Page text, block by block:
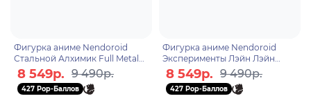
Фигурка аниме Nendoroid
Стальной Алхимик Full Metal
Alchemist Альфонс Элрик
Alphonse Elric 10см 0616
8 549р. 9 490р.
427 Pop-Баллов
Фигурка аниме Nendoroid
Эксперименты Лэйн Лэйн
Ивакура Lain Iwakura 10см
27581
8 549р. 9 490р.
427 Pop-Баллов